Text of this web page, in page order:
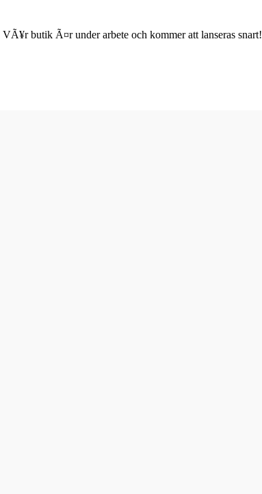
butik Ã¤r under arbete och kommer att lanseras snart!